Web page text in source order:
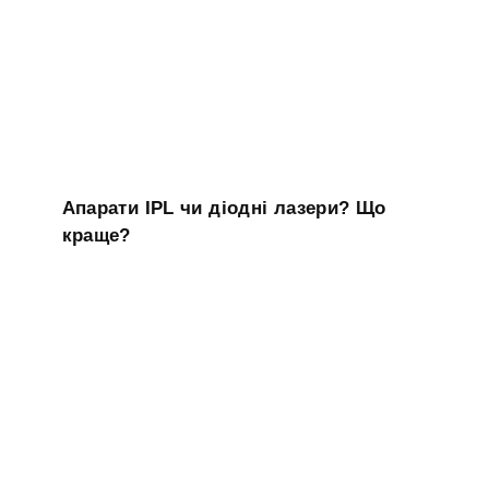
Апарати IPL чи діодні лазери? Що
краще?